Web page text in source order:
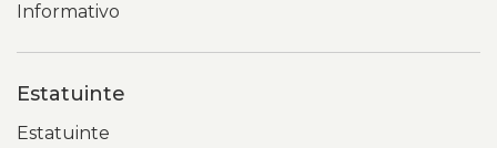
Informativo
Estatuinte
Estatuinte